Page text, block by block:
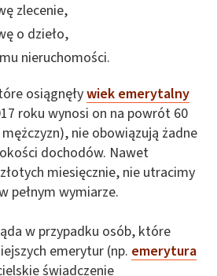
zlecenie,
o dzieło,
nieruchomości.
osiągnęływiek emerytalny
roku wynosi on na powrót 60
nie obowiązują żadne
dochodów. Nawet
miesięcznie, nie utracimy
pełnym wymiarze.
w przypadku osób, które
emerytur (np. emerytura
świadczenie